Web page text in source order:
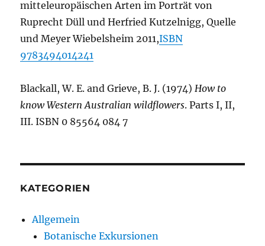
mitteleuropäischen Arten im Porträt von
Ruprecht Düll und Herfried Kutzelnigg, Quelle
und Meyer Wiebelsheim 2011,ISBN
9783494014241
Blackall, W. E. and Grieve, B. J. (1974)How to
know Western Australian wildflowers. Parts I, II,
III. ISBN 0 85564 084 7
KATEGORIEN
Allgemein
Botanische Exkursionen